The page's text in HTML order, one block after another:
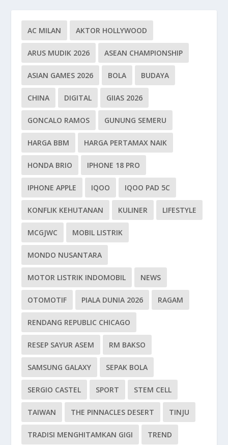
AC MILAN AKTOR HOLLYWOOD
ARUS MUDIK 2026 ASEAN CHAMPIONSHIP
ASIAN GAMES 2026 BOLA BUDAYA
CHINA DIGITAL GIIAS 2026
GONCALO RAMOS GUNUNG SEMERU
HARGA BBM HARGA PERTAMAX NAIK
HONDA BRIO IPHONE 18 PRO
IPHONE APPLE IQOO IQOO PAD 5C
KONFLIK KEHUTANAN KULINER LIFESTYLE
MCGJWC MOBIL LISTRIK
MONDO NUSANTARA
MOTOR LISTRIK INDOMOBIL NEWS
OTOMOTIF PIALA DUNIA 2026 RAGAM
RENDANG REPUBLIC CHICAGO
RESEP SAYUR ASEM RM BAKSO
SAMSUNG GALAXY SEPAK BOLA
SERGIO CASTEL SPORT STEM CELL
TAIWAN THE PINNACLES DESERT TINJU
TRADISI MENGHITAMKAN GIGI TREND